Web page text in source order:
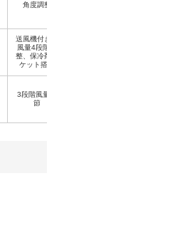
角度調整
送風機付き、
風量4段階調
整、保冷剤ポ
ケット搭載
3段階風量調
節